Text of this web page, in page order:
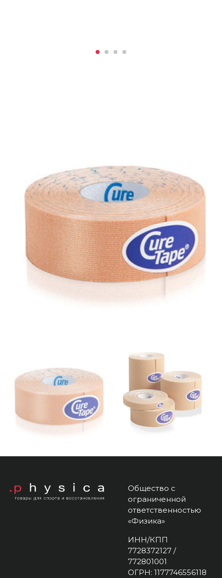
Общество с
ограниченной
ответственностью
«Физика»
ИНН/КПП
7728372127 /
772801001
ОГРН: 1177746556118